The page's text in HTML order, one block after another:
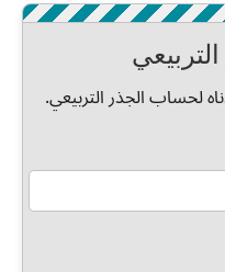
لحساب الجذر التربيعي.